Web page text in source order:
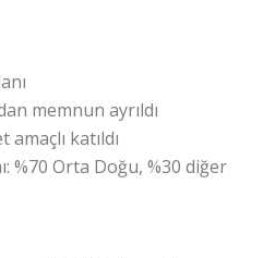
memnun ayrıldı
katıldı
%70 Orta Doğu, %30 diğer